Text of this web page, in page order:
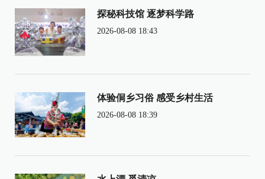
探秘科技馆 逐梦科学路
2026-08-08 18:43
体验侗乡习俗 感受乡村生活
2026-08-08 18:39